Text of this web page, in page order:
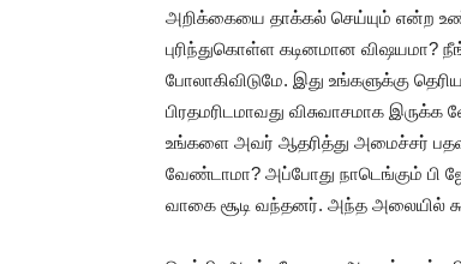
அறிக்கையை தாக்கல் செய்யும் என்ற
புரிந்துகொள்ள கடினமான விஷயமா?
போலாகிவிடுமே. இது உங்களுக்கு
பிரதமரிடமாவது விசுவாசமாக
உங்களை அவர் ஆதரித்து அமைச்சர்
வேண்டாமா? அப்போது நாடெங்கும் பி
வாகை சூடி வந்தனர். அந்த அலையில்